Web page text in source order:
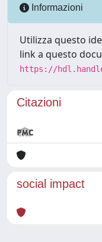
Informazioni
Utilizza questo
link a questo
https://
Citazioni
social impact